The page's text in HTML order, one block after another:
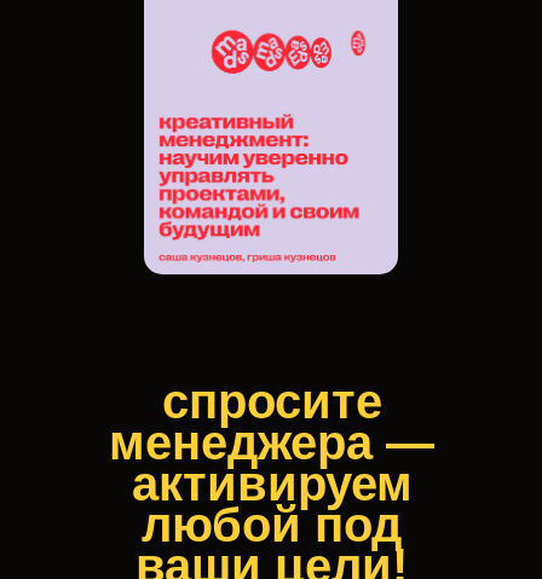
спросите
менеджера —
активируем
любой под
ваши цели!